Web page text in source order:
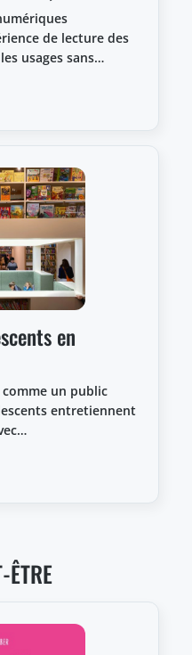
de lecture des
usages sans…
en
un public
entretiennent
ÊTRE